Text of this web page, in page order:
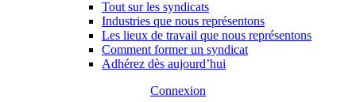
Tout sur les syndicats
Industries que nous représentons
Les lieux de travail que nous représentons
Comment former un syndicat
Adhérez dès aujourd’hui
Connexion